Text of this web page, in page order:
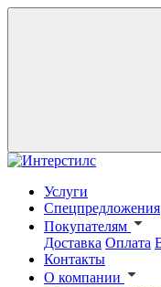
Услуги
Спецпредложения
Покупателям
Доставка Оплата
Контакты
О компании